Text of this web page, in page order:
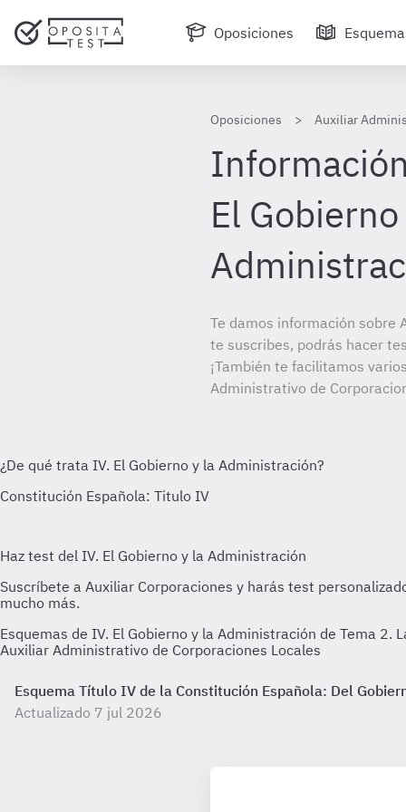
Oposiciones
Oposiciones Auxiliar
El
Te damos información sobre
te suscribes, podrás hacer
¡También te facilitamos
Administrativo de
Esquemas de IV. El Gobierno y la Administración de Tema
Auxiliar Administrativo de Corporaciones Locales
Esquema Título IV de la Constitución Española: Del
Actualizado 7 jul 2026